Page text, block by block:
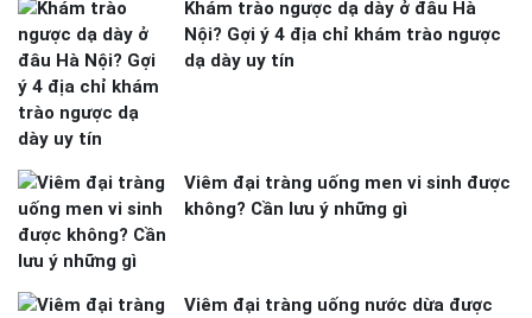
Khám trào ngược dạ dày ở đâu Hà
Nội? Gợi ý 4 địa chỉ khám trào ngược
dạ dày uy tín
Viêm đại tràng uống men vi sinh được
không? Cần lưu ý những gì
Viêm đại tràng uống nước dừa được